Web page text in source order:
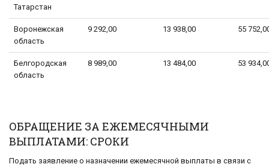
Татарстан
Воронежская
область
9 292,00 13 938,00 55
Белгородская
область
8 989,00 13 484,00 53
ОБРАЩЕНИЕ ЗА ЕЖЕМЕСЯЧНЫМИ
ВЫПЛАТАМИ: СРОКИ
Подать заявление о назначении ежемесячной выплаты в связи с